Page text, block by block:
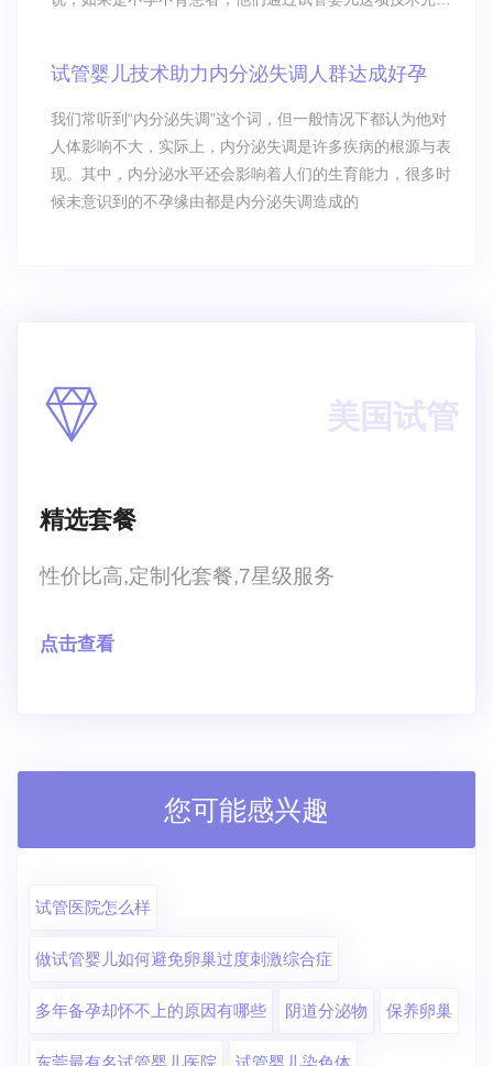
多少钱？这是很多人想要了解的，其实大多数的人通过网络
的方式来进行对比，会发现不同的中介机构的价
试管婴儿技术助力内分泌失调人群达成好孕
我们常听到“内分泌失调”这个词，但一般情况下都认为他对
人体影响不大，实际上，内分泌失调是许多疾病的根源与表
现。其中，内分泌水平还会影响着人们的生育能力，很多时
候未意识到的不孕缘由都是内分泌失调造成的
美国试管
精选套餐
性价比高,定制化套餐,7星级服务
点击查看
您可能感兴趣
试管医院怎么样
做试管婴儿如何避免卵巢过度刺激综合症
多年备孕却怀不上的原因有哪些 阴道分泌物 保养卵巢
东莞最有名试管婴儿医院 试管婴儿染色体